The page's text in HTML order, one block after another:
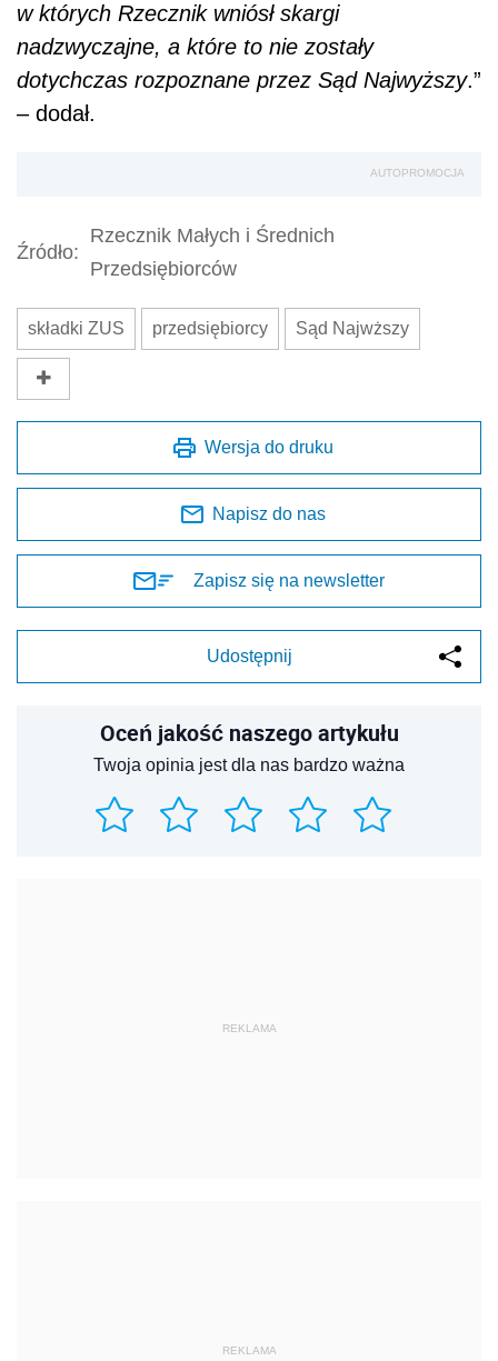
w których Rzecznik wniósł skargi
nadzwyczajne, a które to nie zostały
dotychczas rozpoznane przez Sąd Najwyższy.”
– dodał.
AUTOPROMOCJA
Źródło:
Rzecznik Małych i Średnich
Przedsiębiorców
składki ZUS przedsiębiorcy Sąd Najwższy
Wersja do druku
Napisz do nas
Zapisz się na newsletter
Udostępnij
Oceń jakość naszego artykułu
Twoja opinia jest dla nas bardzo ważna
REKLAMA
REKLAMA